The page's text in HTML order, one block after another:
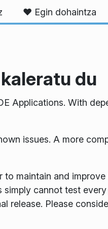
❤️ Egin dohaintza
du
Applications. With
issues. A more
maintain and
cannot test
release. Please